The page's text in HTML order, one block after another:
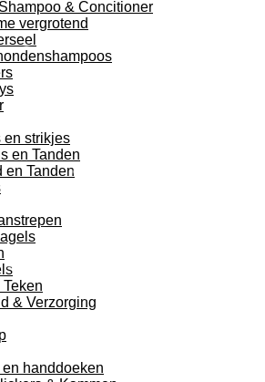
& Concitioner
vergrotend
en strikjes
en Tanden
en Tanden
& Verzorging
handdoeken